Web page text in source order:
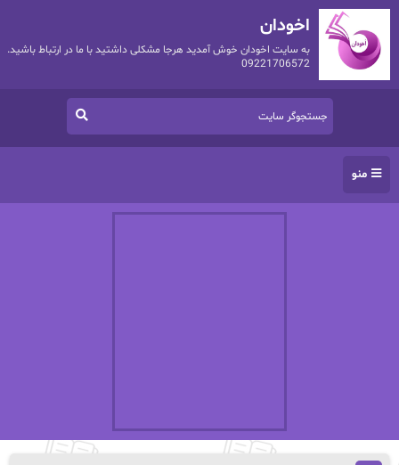
اخودان
به سایت اخودان خوش آمدید هرجا مشکلی داشتید با ما در ارتباط باشید.
09221706572
منو